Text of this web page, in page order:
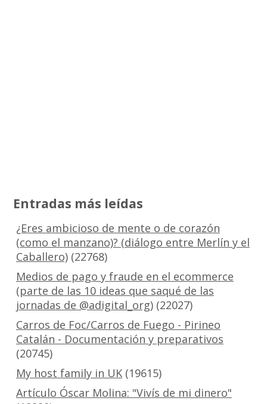
Entradas más leídas
¿Eres ambicioso de mente o de corazón
(como el manzano)? (diálogo entre Merlín y el
Caballero)(22768)
Medios de pago y fraude en el ecommerce
(parte de las 10 ideas que saqué de las
jornadas de @adigital_org)(22027)
Carros de Foc/Carros de Fuego - Pirineo
Catalán - Documentación y preparativos
(20745)
My host family in UK(19615)
Artículo Óscar Molina: "Vivís de mi dinero"